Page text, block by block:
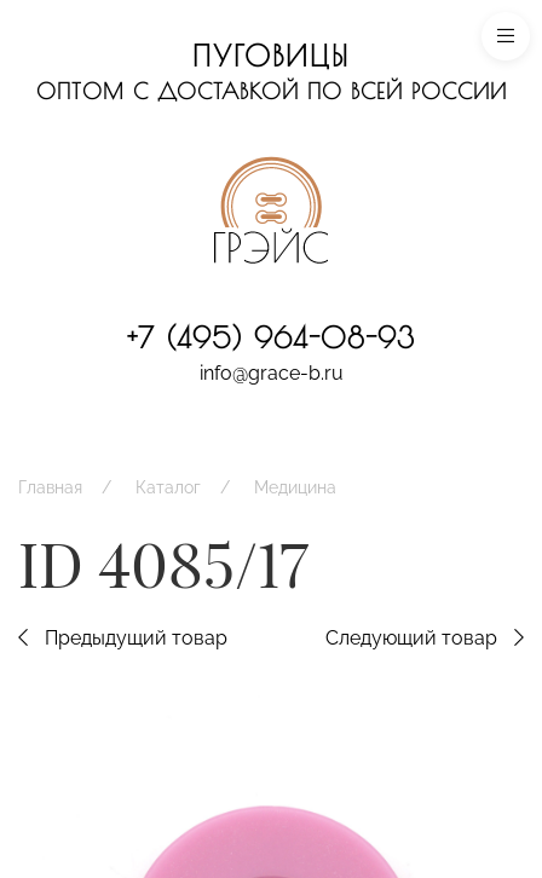
ПУГОВИЦЫ
ОПТОМ С ДОСТАВКОЙ ПО ВСЕЙ РОССИИ
+7 (495) 964-08-93
info@grace-b.ru
Главная Каталог Медицина
ID 4085/17
Предыдущий товар Следующий товар